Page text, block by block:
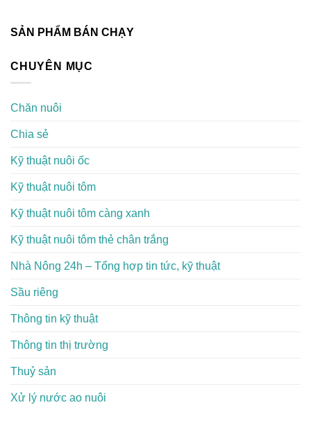
SẢN PHẨM BÁN CHẠY
CHUYÊN MỤC
Chăn nuôi
Chia sẻ
Kỹ thuật nuôi ốc
Kỹ thuật nuôi tôm
Kỹ thuật nuôi tôm càng xanh
Kỹ thuật nuôi tôm thẻ chân trắng
Nhà Nông 24h – Tổng hợp tin tức, kỹ thuật
Sầu riêng
Thông tin kỹ thuật
Thông tin thị trường
Thuỷ sản
Xử lý nước ao nuôi